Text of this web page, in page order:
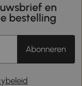
en
bestelling
Abonneren